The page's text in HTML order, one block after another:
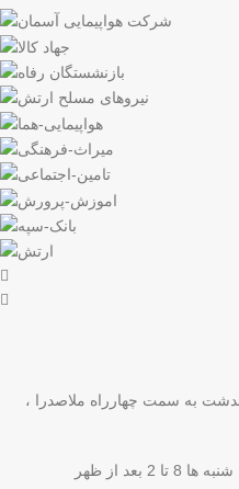
به سمت چهارراه ملاصدرا ،